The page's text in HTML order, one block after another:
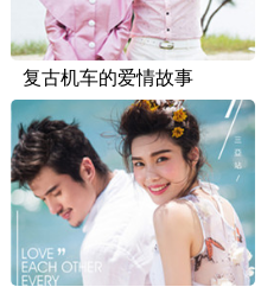
复古机车的爱情故事